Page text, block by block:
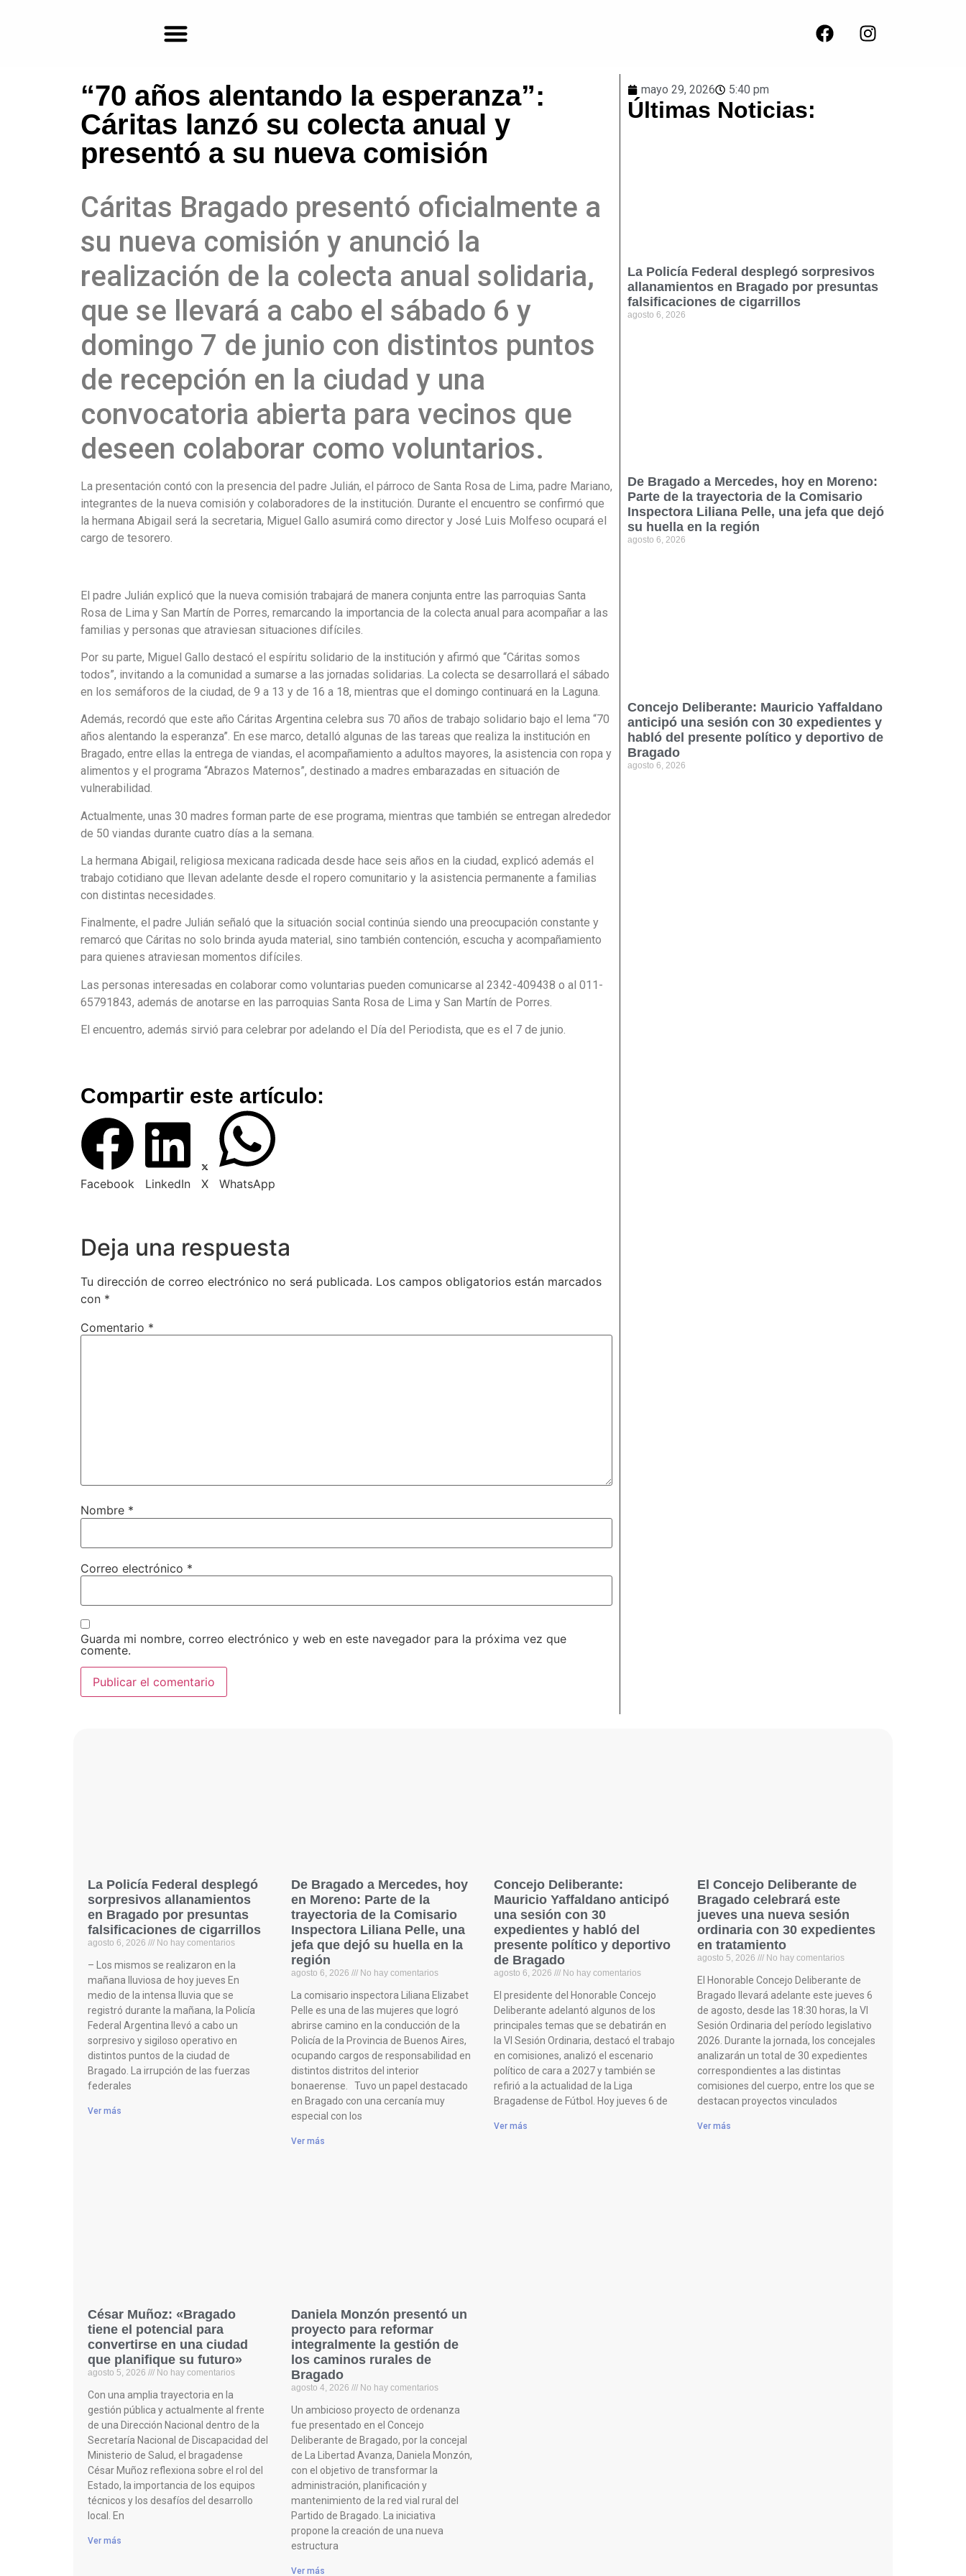
“70 años alentando la esperanza”:
Cáritas lanzó su colecta anual y
presentó a su nueva comisión
Cáritas Bragado presentó oficialmente a
su nueva comisión y anunció la
realización de la colecta anual solidaria,
que se llevará a cabo el sábado 6 y
domingo 7 de junio con distintos puntos
de recepción en la ciudad y una
convocatoria abierta para vecinos que
deseen colaborar como voluntarios.
La presentación contó con la presencia del padre Julián, el párroco de Santa Rosa de Lima, padre Mariano,
integrantes de la nueva comisión y colaboradores de la institución. Durante el encuentro se confirmó que
la hermana Abigail será la secretaria, Miguel Gallo asumirá como director y José Luis Molfeso ocupará el
cargo de tesorero.
El padre Julián explicó que la nueva comisión trabajará de manera conjunta entre las parroquias Santa
Rosa de Lima y San Martín de Porres, remarcando la importancia de la colecta anual para acompañar a las
familias y personas que atraviesan situaciones difíciles.
Por su parte, Miguel Gallo destacó el espíritu solidario de la institución y afirmó que “Cáritas somos
todos”, invitando a la comunidad a sumarse a las jornadas solidarias. La colecta se desarrollará el sábado
en los semáforos de la ciudad, de 9 a 13 y de 16 a 18, mientras que el domingo continuará en la Laguna.
Además, recordó que este año Cáritas Argentina celebra sus 70 años de trabajo solidario bajo el lema “70
años alentando la esperanza”. En ese marco, detalló algunas de las tareas que realiza la institución en
Bragado, entre ellas la entrega de viandas, el acompañamiento a adultos mayores, la asistencia con ropa y
alimentos y el programa “Abrazos Maternos”, destinado a madres embarazadas en situación de
vulnerabilidad.
Actualmente, unas 30 madres forman parte de ese programa, mientras que también se entregan alrededor
de 50 viandas durante cuatro días a la semana.
La hermana Abigail, religiosa mexicana radicada desde hace seis años en la ciudad, explicó además el
trabajo cotidiano que llevan adelante desde el ropero comunitario y la asistencia permanente a familias
con distintas necesidades.
Finalmente, el padre Julián señaló que la situación social continúa siendo una preocupación constante y
remarcó que Cáritas no solo brinda ayuda material, sino también contención, escucha y acompañamiento
para quienes atraviesan momentos difíciles.
Las personas interesadas en colaborar como voluntarias pueden comunicarse al 2342-409438 o al 011-
65791843, además de anotarse en las parroquias Santa Rosa de Lima y San Martín de Porres.
El encuentro, además sirvió para celebrar por adelando el Día del Periodista, que es el 7 de junio.
Compartir este artículo:
Facebook LinkedIn X WhatsApp
Deja una respuesta
Tu dirección de correo electrónico no será publicada. Los campos obligatorios están marcados
con *
Comentario *
Nombre *
Correo electrónico *
Guarda mi nombre, correo electrónico y web en este navegador para la próxima vez que
comente.
mayo 29, 2026 5:40 pm
Últimas Noticias:
La Policía Federal desplegó sorpresivos
allanamientos en Bragado por presuntas
falsificaciones de cigarrillos
agosto 6, 2026
De Bragado a Mercedes, hoy en Moreno:
Parte de la trayectoria de la Comisario
Inspectora Liliana Pelle, una jefa que dejó
su huella en la región
agosto 6, 2026
Concejo Deliberante: Mauricio Yaffaldano
anticipó una sesión con 30 expedientes y
habló del presente político y deportivo de
Bragado
agosto 6, 2026
La Policía Federal desplegó
sorpresivos allanamientos
en Bragado por presuntas
falsificaciones de cigarrillos
agosto 6, 2026 No hay comentarios
– Los mismos se realizaron en la
mañana lluviosa de hoy jueves En
medio de la intensa lluvia que se
registró durante la mañana, la Policía
Federal Argentina llevó a cabo un
sorpresivo y sigiloso operativo en
distintos puntos de la ciudad de
Bragado. La irrupción de las fuerzas
federales
Ver más
De Bragado a Mercedes, hoy
en Moreno: Parte de la
trayectoria de la Comisario
Inspectora Liliana Pelle, una
jefa que dejó su huella en la
región
agosto 6, 2026 No hay comentarios
La comisario inspectora Liliana Elizabet
Pelle es una de las mujeres que logró
abrirse camino en la conducción de la
Policía de la Provincia de Buenos Aires,
ocupando cargos de responsabilidad en
distintos distritos del interior
bonaerense. Tuvo un papel destacado
en Bragado con una cercanía muy
especial con los
Ver más
Concejo Deliberante:
Mauricio Yaffaldano anticipó
una sesión con 30
expedientes y habló del
presente político y deportivo
de Bragado
agosto 6, 2026 No hay comentarios
El presidente del Honorable Concejo
Deliberante adelantó algunos de los
principales temas que se debatirán en
la VI Sesión Ordinaria, destacó el trabajo
en comisiones, analizó el escenario
político de cara a 2027 y también se
refirió a la actualidad de la Liga
Bragadense de Fútbol. Hoy jueves 6 de
Ver más
El Concejo Deliberante de
Bragado celebrará este
jueves una nueva sesión
ordinaria con 30 expedientes
en tratamiento
agosto 5, 2026 No hay comentarios
El Honorable Concejo Deliberante de
Bragado llevará adelante este jueves 6
de agosto, desde las 18:30 horas, la VI
Sesión Ordinaria del período legislativo
2026. Durante la jornada, los concejales
analizarán un total de 30 expedientes
correspondientes a las distintas
comisiones del cuerpo, entre los que se
destacan proyectos vinculados
Ver más
César Muñoz: «Bragado
tiene el potencial para
convertirse en una ciudad
que planifique su futuro»
agosto 5, 2026 No hay comentarios
Con una amplia trayectoria en la
gestión pública y actualmente al frente
de una Dirección Nacional dentro de la
Secretaría Nacional de Discapacidad del
Ministerio de Salud, el bragadense
César Muñoz reflexiona sobre el rol del
Estado, la importancia de los equipos
técnicos y los desafíos del desarrollo
local. En
Ver más
Daniela Monzón presentó un
proyecto para reformar
integralmente la gestión de
los caminos rurales de
Bragado
agosto 4, 2026 No hay comentarios
Un ambicioso proyecto de ordenanza
fue presentado en el Concejo
Deliberante de Bragado, por la concejal
de La Libertad Avanza, Daniela Monzón,
con el objetivo de transformar la
administración, planificación y
mantenimiento de la red vial rural del
Partido de Bragado. La iniciativa
propone la creación de una nueva
estructura
Ver más